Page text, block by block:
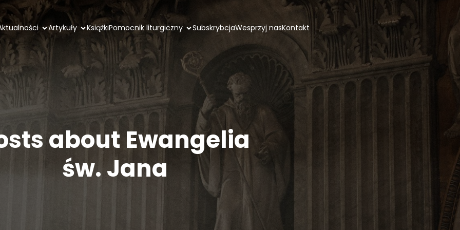
Artykuły KsiążkiPomocnik liturgiczny SubskrybcjaWesprzyj nasKontakt
about Ewangelia
św. Jana